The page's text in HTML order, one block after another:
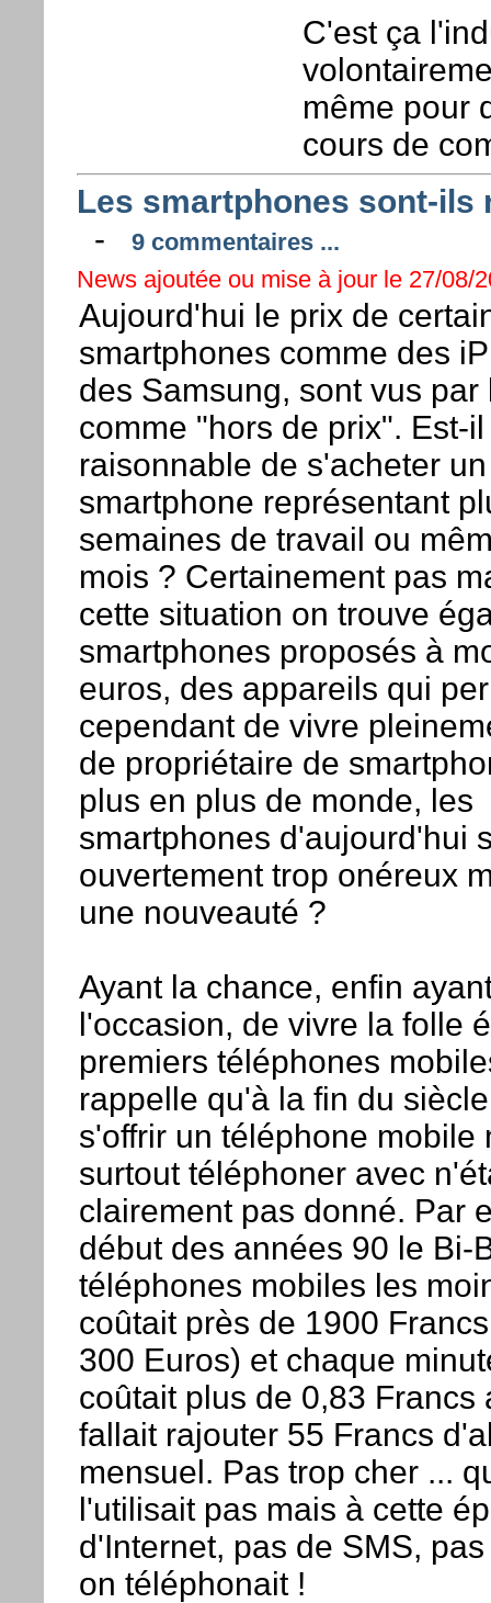
C'est ça
même pour
cours de
Les smartphones sont-ils
-
9 commentaires ...
News ajoutée ou mise à jour le 27/08/
Aujourd'hui le prix de
smartphones comme des
des Samsung, sont vus par
comme "hors de prix". Est-il
raisonnable de s'acheter un
smartphone représentant
semaines de travail ou
mois ? Certainement pas
cette situation on trouve
smartphones proposés à
euros, des appareils qui
cependant de vivre
de propriétaire de
plus en plus de monde, les
smartphones d'aujourd'hui
ouvertement trop onéreux
une nouveauté ?
Ayant la chance, enfin
l'occasion, de vivre la folle
premiers téléphones
rappelle qu'à la fin du
s'offrir un téléphone mobile
surtout téléphoner avec
clairement pas donné. Par
début des années 90 le Bi-
téléphones mobiles les
coûtait près de 1900
300 Euros) et chaque
coûtait plus de 0,83 Francs
fallait rajouter 55 Francs
mensuel. Pas trop cher ...
l'utilisait pas mais à cette
d'Internet, pas de SMS,
on téléphonait !